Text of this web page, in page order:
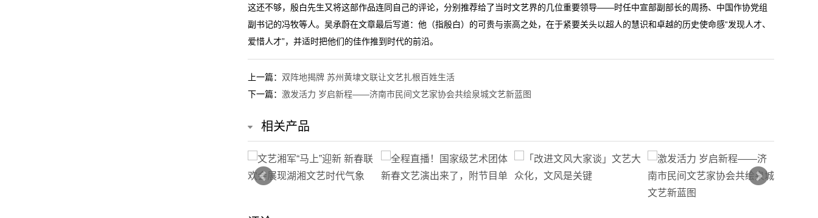
这还不够，殷白先生又将这部作品连同自己的评论，分别推荐给了当时文艺界的几位重要领导——时任中宣部副部长的周扬、中国作协党组
副书记的冯牧等人。吴承蔚在文章最后写道：他（指殷白）的可贵与崇高之处，在于紧要关头以超人的慧识和卓越的历史使命感“发现人才、
爱惜人才”，并适时把他们的佳作推到时代的前沿。
上一篇： 双阵地揭牌 苏州黄埭文联让文艺扎根百姓生活
下一篇： 激发活力 岁启新程——济南市民间文艺家协会共绘泉城文艺新蓝图
相关产品